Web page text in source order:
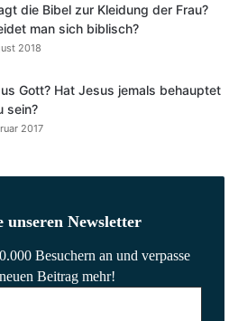
die Bibel zur Kleidung der Frau?
man sich biblisch?
2018
Gott? Hat Jesus jemals behauptet
sein?
2017
unseren Newsletter
Besuchern an und verpasse
Beitrag mehr!